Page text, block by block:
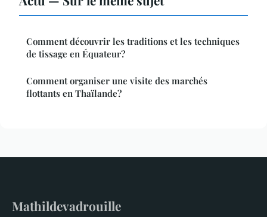
Comment découvrir les traditions et les techniques
de tissage en Équateur?
Comment organiser une visite des marchés
flottants en Thaïlande?
Mathildevadrouille